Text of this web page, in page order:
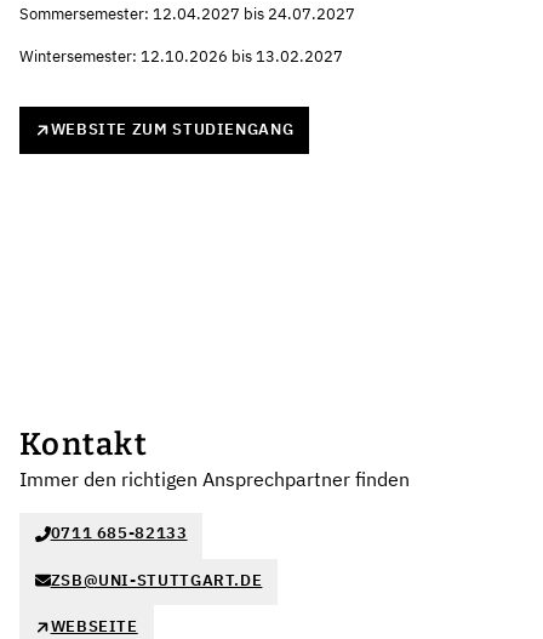
Sommersemester: 12.04.2027 bis 24.07.2027
Wintersemester: 12.10.2026 bis 13.02.2027
WEBSITE ZUM STUDIENGANG
Kontakt
Immer den richtigen Ansprechpartner finden
0711 685-82133
ZSB@UNI-STUTTGART.DE
WEBSEITE